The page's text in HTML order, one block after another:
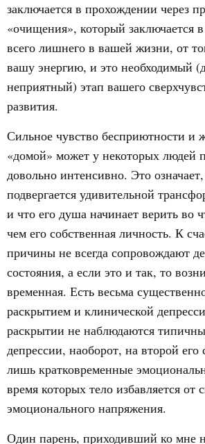
заключается в прохождении через
«очищения», который заключается
всего лишнего в вашей жизни, от
вашу энергию, и это необходимый
неприятный) этап вашего
развития.
Сильное чувство бесприютности и
«домой» может у некоторых людей
довольно интенсивно. Это
подвергается удивительной
и что его душа начинает верить во
чем его собственная личность. К
причины не всегда сопровождают
состояния, а если это и так, то
временная. Есть весьма
раскрытием и клинической
раскрытии не наблюдаются
депрессии, наоборот, на второй его
лишь кратковременные
время которых тело избавляется от
эмоционального напряжения.
Один парень, приходивший ко мне